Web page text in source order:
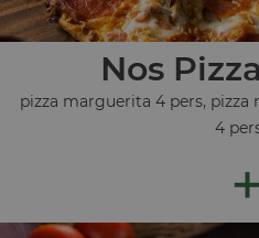
Nos
pizza marguerita 4 pers, pizza
4
+